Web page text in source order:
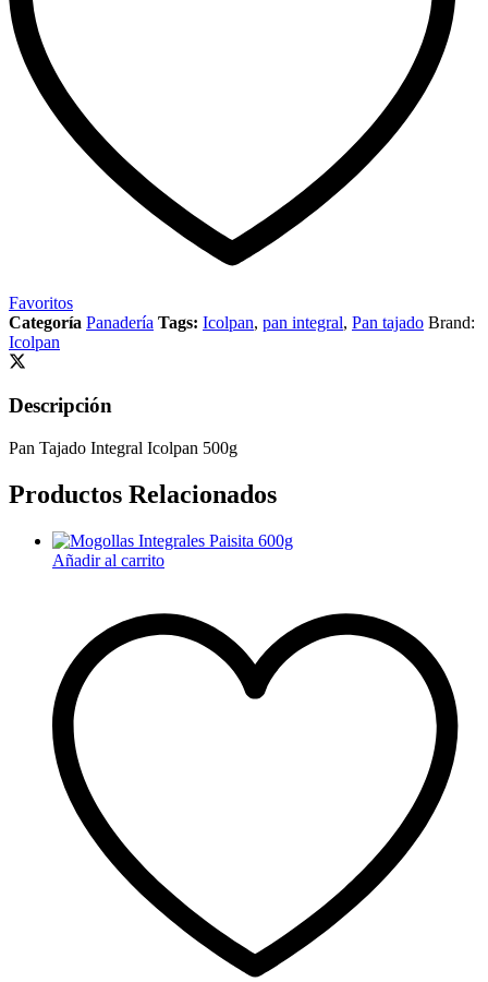
Favoritos
Categoría Panadería Tags: Icolpan, pan integral, Pan tajado Brand:
Icolpan
Descripción
Pan Tajado Integral Icolpan 500g
Productos Relacionados
Añadir al carrito